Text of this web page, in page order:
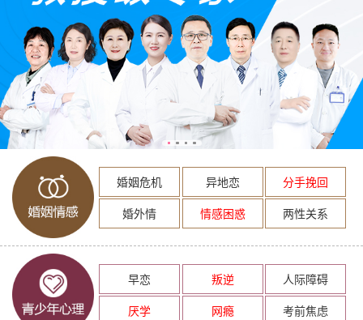
婚姻危机 异地恋
分手挽回
婚外情
情感困惑 两性关系
早恋 叛逆
人际障碍
厌学
网瘾 考前焦虑